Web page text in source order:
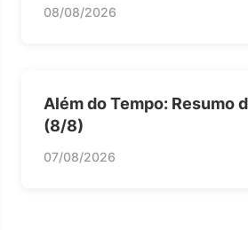
08/08/2026
Além do Tempo: Resumo
(8/8)
07/08/2026